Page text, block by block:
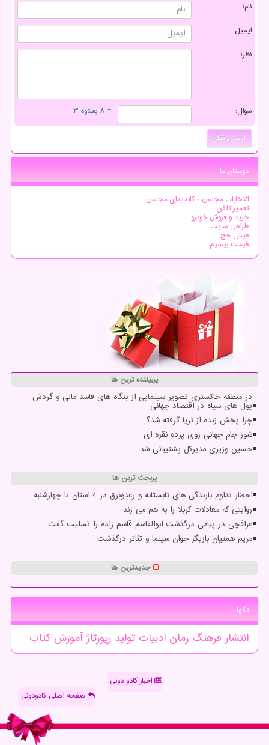
نام:
ایمیل:
نظر:
سوال: = ۸ بعلاوه ۳
دوستان ما
انتخابات مجلس ، کاندیدای مجلس
تعمیر تلفن
خرید و فروش خودرو
طراحی سایت
فیش حج
قیمت بیسیم
پربیننده ترین ها
در منطقه خاکستری تصویر سینمایی از بنگاه های فاسد مالی و گردش
پول های سیاه در اقتصاد جهانی
چرا پخش زنده از ثریا گرفته شد؟
شور جام جهانی روی پرده نقره ای
حسین وزیری مدیرکل پشتیبانی شد
پربحث ترین ها
اخطار تداوم بارندگی های تابستانه و رعدوبرق در 4 استان تا چهارشنبه
روایتی که معادلات کربلا را به هم می زند
عراقچی در پیامی درگذشت ابوالقاسم قاسم زاده را تسلیت گفت
مریم همتیان بازیگر جوان سینما و تئاتر درگذشت
جدیدترین ها
تگها
انتشار فرهنگ رمان ادبیات تولید رپورتاژآموزشكتاب
اخبار کادو دونی
صفحه اصلی کادودونی